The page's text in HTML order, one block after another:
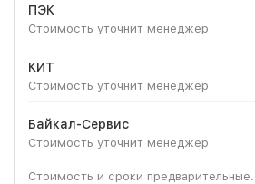
ПЭК
Стоимость уточнит менеджер
КИТ
Стоимость уточнит менеджер
Байкал-Сервис
Стоимость уточнит менеджер
Стоимость и сроки